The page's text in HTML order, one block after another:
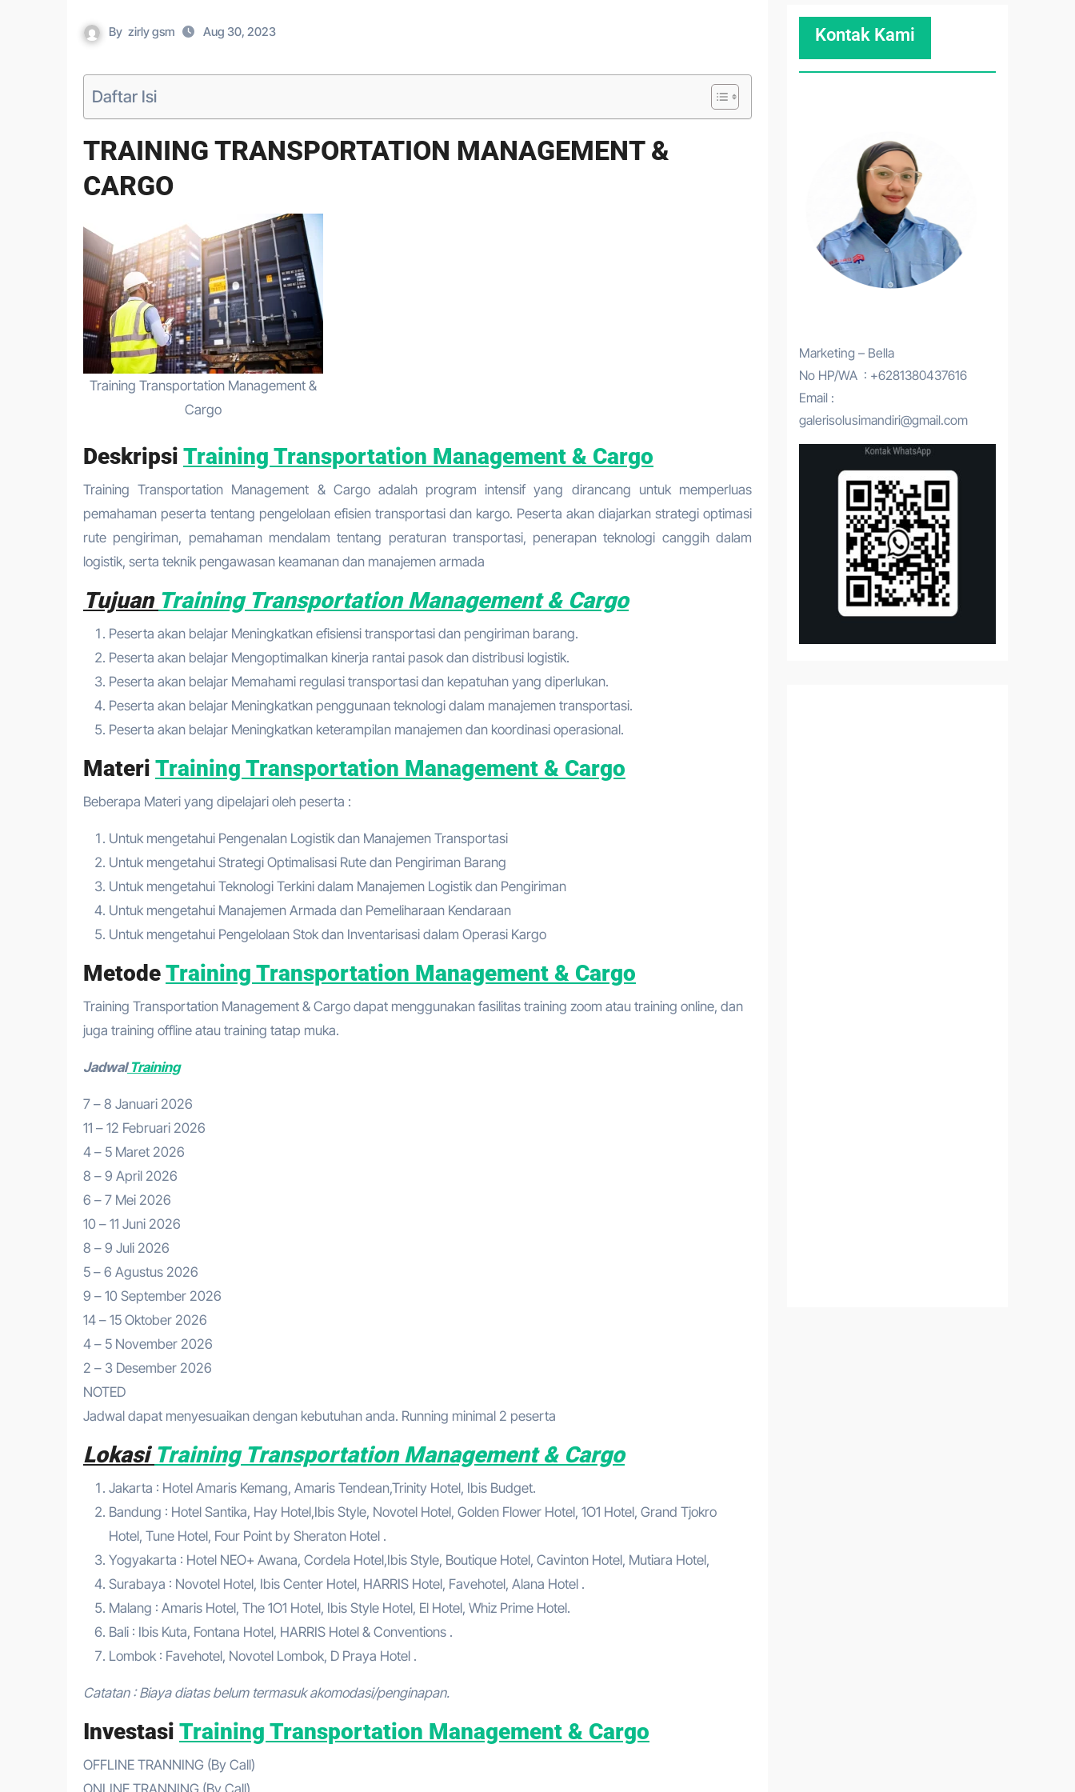
By zirly gsm Aug 30, 2023
Daftar Isi
TRAINING TRANSPORTATION MANAGEMENT &
CARGO
Training Transportation Management &
Cargo
Deskripsi Training Transportation Management & Cargo
Training Transportation Management & Cargo adalah program intensif yang dirancang untuk memperluas
pemahaman peserta tentang pengelolaan efisien transportasi dan kargo. Peserta akan diajarkan strategi optimasi
rute pengiriman, pemahaman mendalam tentang peraturan transportasi, penerapan teknologi canggih dalam
logistik, serta teknik pengawasan keamanan dan manajemen armada
Tujuan Training Transportation Management & Cargo
Peserta akan belajar Meningkatkan efisiensi transportasi dan pengiriman barang.
Peserta akan belajar Mengoptimalkan kinerja rantai pasok dan distribusi logistik.
Peserta akan belajar Memahami regulasi transportasi dan kepatuhan yang diperlukan.
Peserta akan belajar Meningkatkan penggunaan teknologi dalam manajemen transportasi.
Peserta akan belajar Meningkatkan keterampilan manajemen dan koordinasi operasional.
Materi Training Transportation Management & Cargo
Beberapa Materi yang dipelajari oleh peserta :
Untuk mengetahui Pengenalan Logistik dan Manajemen Transportasi
Untuk mengetahui Strategi Optimalisasi Rute dan Pengiriman Barang
Untuk mengetahui Teknologi Terkini dalam Manajemen Logistik dan Pengiriman
Untuk mengetahui Manajemen Armada dan Pemeliharaan Kendaraan
Untuk mengetahui Pengelolaan Stok dan Inventarisasi dalam Operasi Kargo
MetodeTraining Transportation Management & Cargo
Training Transportation Management & Cargo dapat menggunakan fasilitas training zoom atau training online, dan
juga training offline atau training tatap muka.
JadwalTraining
7 – 8 Januari 2026
11 – 12 Februari 2026
4 – 5 Maret 2026
8 – 9 April 2026
6 – 7 Mei 2026
10 – 11 Juni 2026
8 – 9 Juli 2026
5 – 6 Agustus 2026
9 – 10 September 2026
14 – 15 Oktober 2026
4 – 5 November 2026
2 – 3 Desember 2026
NOTED
Jadwal dapat menyesuaikan dengan kebutuhan anda. Running minimal 2 peserta
Lokasi Training Transportation Management & Cargo
Jakarta : Hotel Amaris Kemang, Amaris Tendean,Trinity Hotel, Ibis Budget.
Bandung : Hotel Santika, Hay Hotel,Ibis Style, Novotel Hotel, Golden Flower Hotel, 1O1 Hotel, Grand Tjokro
Hotel, Tune Hotel, Four Point by Sheraton Hotel .
Yogyakarta : Hotel NEO+ Awana, Cordela Hotel,Ibis Style, Boutique Hotel, Cavinton Hotel, Mutiara Hotel,
Surabaya : Novotel Hotel, Ibis Center Hotel, HARRIS Hotel, Favehotel, Alana Hotel .
Malang : Amaris Hotel, The 1O1 Hotel, Ibis Style Hotel, El Hotel, Whiz Prime Hotel.
Bali : Ibis Kuta, Fontana Hotel, HARRIS Hotel & Conventions .
Lombok : Favehotel, Novotel Lombok, D Praya Hotel .
Catatan : Biaya diatas belum termasuk akomodasi/penginapan.
Investasi Training Transportation Management & Cargo
OFFLINE TRANNING (By Call)
ONLINE TRANNING (By Call)
Kontak Kami
Marketing – Bella
No HP/WA : +6281380437616
Email :
galerisolusimandiri@gmail.com